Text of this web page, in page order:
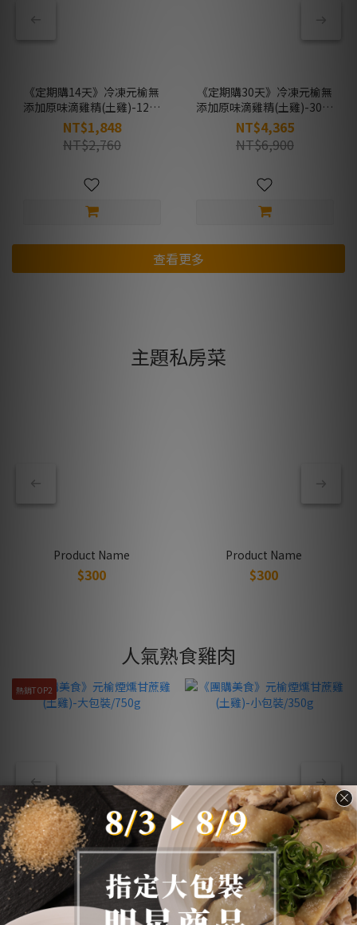
《定期購14天》冷凍元榆無
添加原味滴雞精(土雞)-12入
(環保無盒)
NT$1,848
NT$2,760
《定期購30天》冷凍元榆無
添加原味滴雞精(土雞)-30入
(環保無盒)
NT$4,365
NT$6,900
查看更多
主題私房菜
Product Name
$300
Product Name
$300
人氣熟食雞肉
熱銷TOP2
《團購美食》元榆煙燻甘蔗
雞(土雞)-大包裝/750g
NT$449
NT$494
《團購美食》元榆煙燻甘蔗
雞(土雞)-小包裝/350g
NT$240
NT$264